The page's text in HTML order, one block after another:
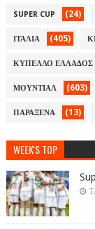
SUPER CUP (24)
ΙΤΑΛΙΑ (405)
ΚΥΠΕΛΛΟ ΕΛΛΑΔΟΣ
ΜΟΥΝΤΙΑΛ (603)
ΠΑΡΑΞΕΝΑ (13)
WEEK'S TOP